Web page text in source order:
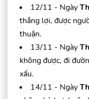
12/11 - Ngày
thắng lợi, được
thuận.
13/11 - Ngày
không được, đi
xấu.
14/11 - Ngày